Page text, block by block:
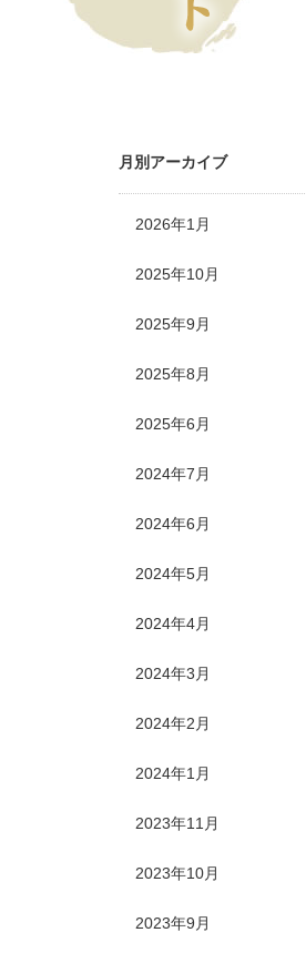
月別アーカイブ
2026年1月
2025年10月
2025年9月
2025年8月
2025年6月
2024年7月
2024年6月
2024年5月
2024年4月
2024年3月
2024年2月
2024年1月
2023年11月
2023年10月
2023年9月